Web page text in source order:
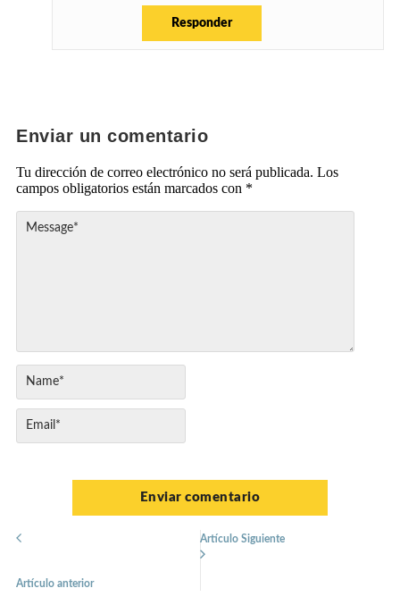
Responder
Enviar un comentario
Tu dirección de correo electrónico no será publicada. Los
campos obligatorios están marcados con *
Artículo anterior
Artículo Siguiente